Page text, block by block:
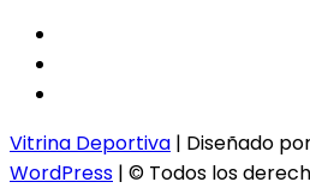
Vitrina Deportiva | Diseñado
WordPress | © Todos los